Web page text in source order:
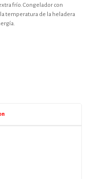
frío. Congelador con
temperatura de la heladera